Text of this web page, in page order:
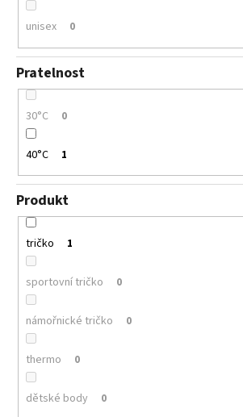
unisex 0
Pratelnost
30°C 0
40°C 1
Produkt
tričko 1
sportovní tričko 0
námořnické tričko 0
thermo 0
dětské body 0